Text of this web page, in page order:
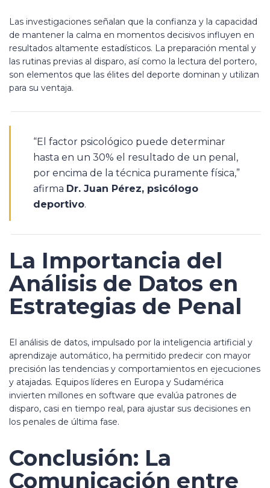
Las investigaciones señalan que la confianza y la capacidad
de mantener la calma en momentos decisivos influyen en
resultados altamente estadísticos. La preparación mental y
las rutinas previas al disparo, así como la lectura del portero,
son elementos que las élites del deporte dominan y utilizan
para su ventaja.
“El factor psicológico puede determinar
hasta en un 30% el resultado de un penal,
por encima de la técnica puramente física,”
afirma Dr. Juan Pérez, psicólogo
deportivo.
La Importancia del
Análisis de Datos en
Estrategias de Penal
El análisis de datos, impulsado por la inteligencia artificial y
aprendizaje automático, ha permitido predecir con mayor
precisión las tendencias y comportamientos en ejecuciones
y atajadas. Equipos líderes en Europa y Sudamérica
invierten millones en software que evalúa patrones de
disparo, casi en tiempo real, para ajustar sus decisiones en
los penales de última fase.
Conclusión: La
Comunicación entre